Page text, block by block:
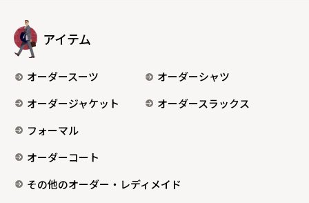
アイテム
オーダースーツ
オーダーシャツ
オーダージャケット
オーダースラックス
フォーマル
オーダーコート
その他のオーダー・レディメイド